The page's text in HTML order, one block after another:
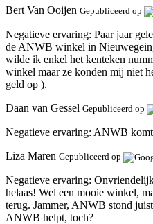
Bert Van Ooijen Gepubliceerd op
Negatieve ervaring: Paar jaar
de ANWB winkel in
wilde ik enkel het kenteken
winkel maar ze konden mij niet
geld op ).
Daan van Gessel Gepubliceerd op
Negatieve ervaring: ANWB komt
Liza Maren Gepubliceerd op
Negatieve ervaring:
helaas! Wel een mooie winkel,
terug. Jammer, ANWB stond
ANWB helpt, toch?